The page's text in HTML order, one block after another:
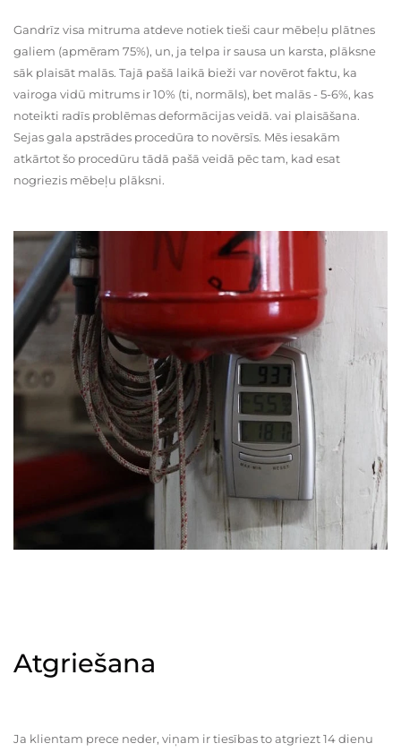
Gandrīz visa mitruma atdeve notiek tieši caur mēbeļu plātnes
galiem (apmēram 75%), un, ja telpa ir sausa un karsta, plāksne
sāk plaisāt malās. Tajā pašā laikā bieži var novērot faktu, ka
vairoga vidū mitrums ir 10% (ti, normāls), bet malās - 5-6%, kas
noteikti radīs problēmas deformācijas veidā. vai plaisāšana.
Sejas gala apstrādes procedūra to novērsīs. Mēs iesakām
atkārtot šo procedūru tādā pašā veidā pēc tam, kad esat
nogriezis mēbeļu plāksni.
Atgriešana
Ja klientam prece neder, viņam ir tiesības to atgriezt 14 dienu